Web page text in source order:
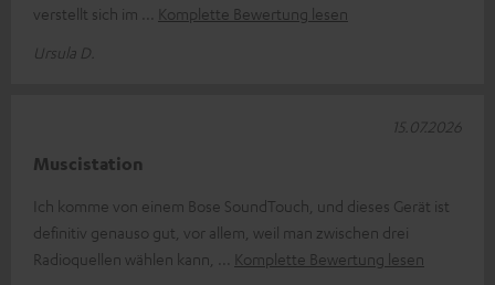
verstellt sich im
Komplette Bewertung lesen
Ursula D.
Muscistation
Ich komme von einem Bose SoundTouch, und dieses Gerät ist
definitiv genauso gut, vor allem, weil man zwischen drei
Radioquellen wählen kann,
Komplette Bewertung lesen
15.07.2026